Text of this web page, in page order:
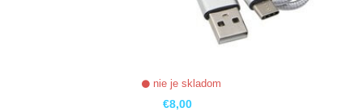
nie je skladom
€8,00